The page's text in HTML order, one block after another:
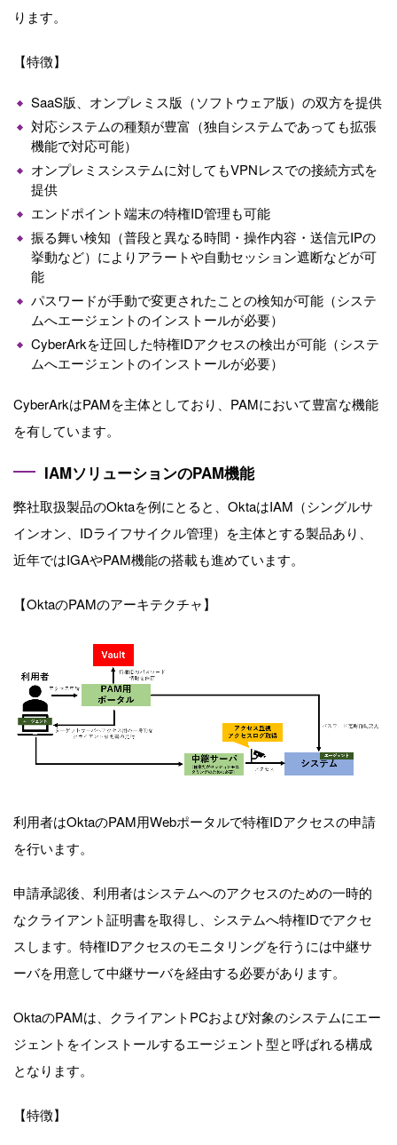
ります。
【特徴】
SaaS版、オンプレミス版（ソフトウェア版）の双方を提供
対応システムの種類が豊富（独自システムであっても拡張
機能で対応可能）
オンプレミスシステムに対してもVPNレスでの接続方式を
提供
エンドポイント端末の特権ID管理も可能
振る舞い検知（普段と異なる時間・操作内容・送信元IPの
挙動など）によりアラートや自動セッション遮断などが可
能
パスワードが手動で変更されたことの検知が可能（システ
ムへエージェントのインストールが必要）
CyberArkを迂回した特権IDアクセスの検出が可能（システ
ムへエージェントのインストールが必要）
CyberArkはPAMを主体としており、PAMにおいて豊富な機能
を有しています。
IAMソリューションのPAM機能
弊社取扱製品のOktaを例にとると、 OktaはIAM（シングルサ
インオン、IDライフサイクル管理）を主体とする製品あり、
近年ではIGAやPAM機能の搭載も進めています。
【OktaのPAMのアーキテクチャ】
利用者はOktaのPAM用Webポータルで特権IDアクセスの申請
を行います。
申請承認後、利用者はシステムへのアクセスのための一時的
なクライアント証明書を取得し、システムへ特権IDでアクセ
スします。特権IDアクセスのモニタリングを行うには中継サ
ーバを用意して中継サーバを経由する必要があります。
OktaのPAMは、クライアントPCおよび対象のシステムにエー
ジェントをインストールするエージェント型と呼ばれる構成
となります。
【特徴】